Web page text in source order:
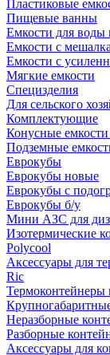
Пластиковые
Пищевые ванны
Емкости для воды
Емкости с
Емкости с
Мягкие емкости
Специзделия
Для сельского
Комплектующие
Конусные
Подземные
Еврокубы
Еврокубы новые
Еврокубы с
Еврокубы б/у
Мини АЗС для
Изотермические
Polycool
Аксессуары для
Ric
Термоконтейнеры
Неразборные
Разборные
Аксессуары для